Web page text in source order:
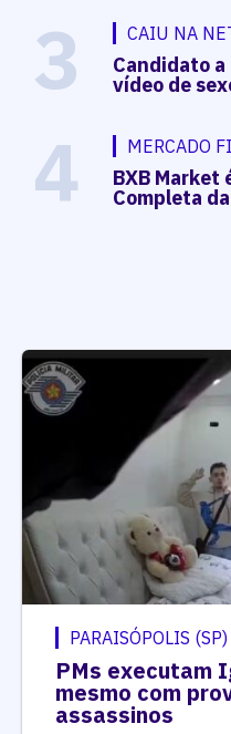
3 CAIU NA
Candidato
vídeo de
4 MERCADO
BXB Market
Completa
PARAISÓPOLIS (SP)
PMs executam
mesmo com
assassinos